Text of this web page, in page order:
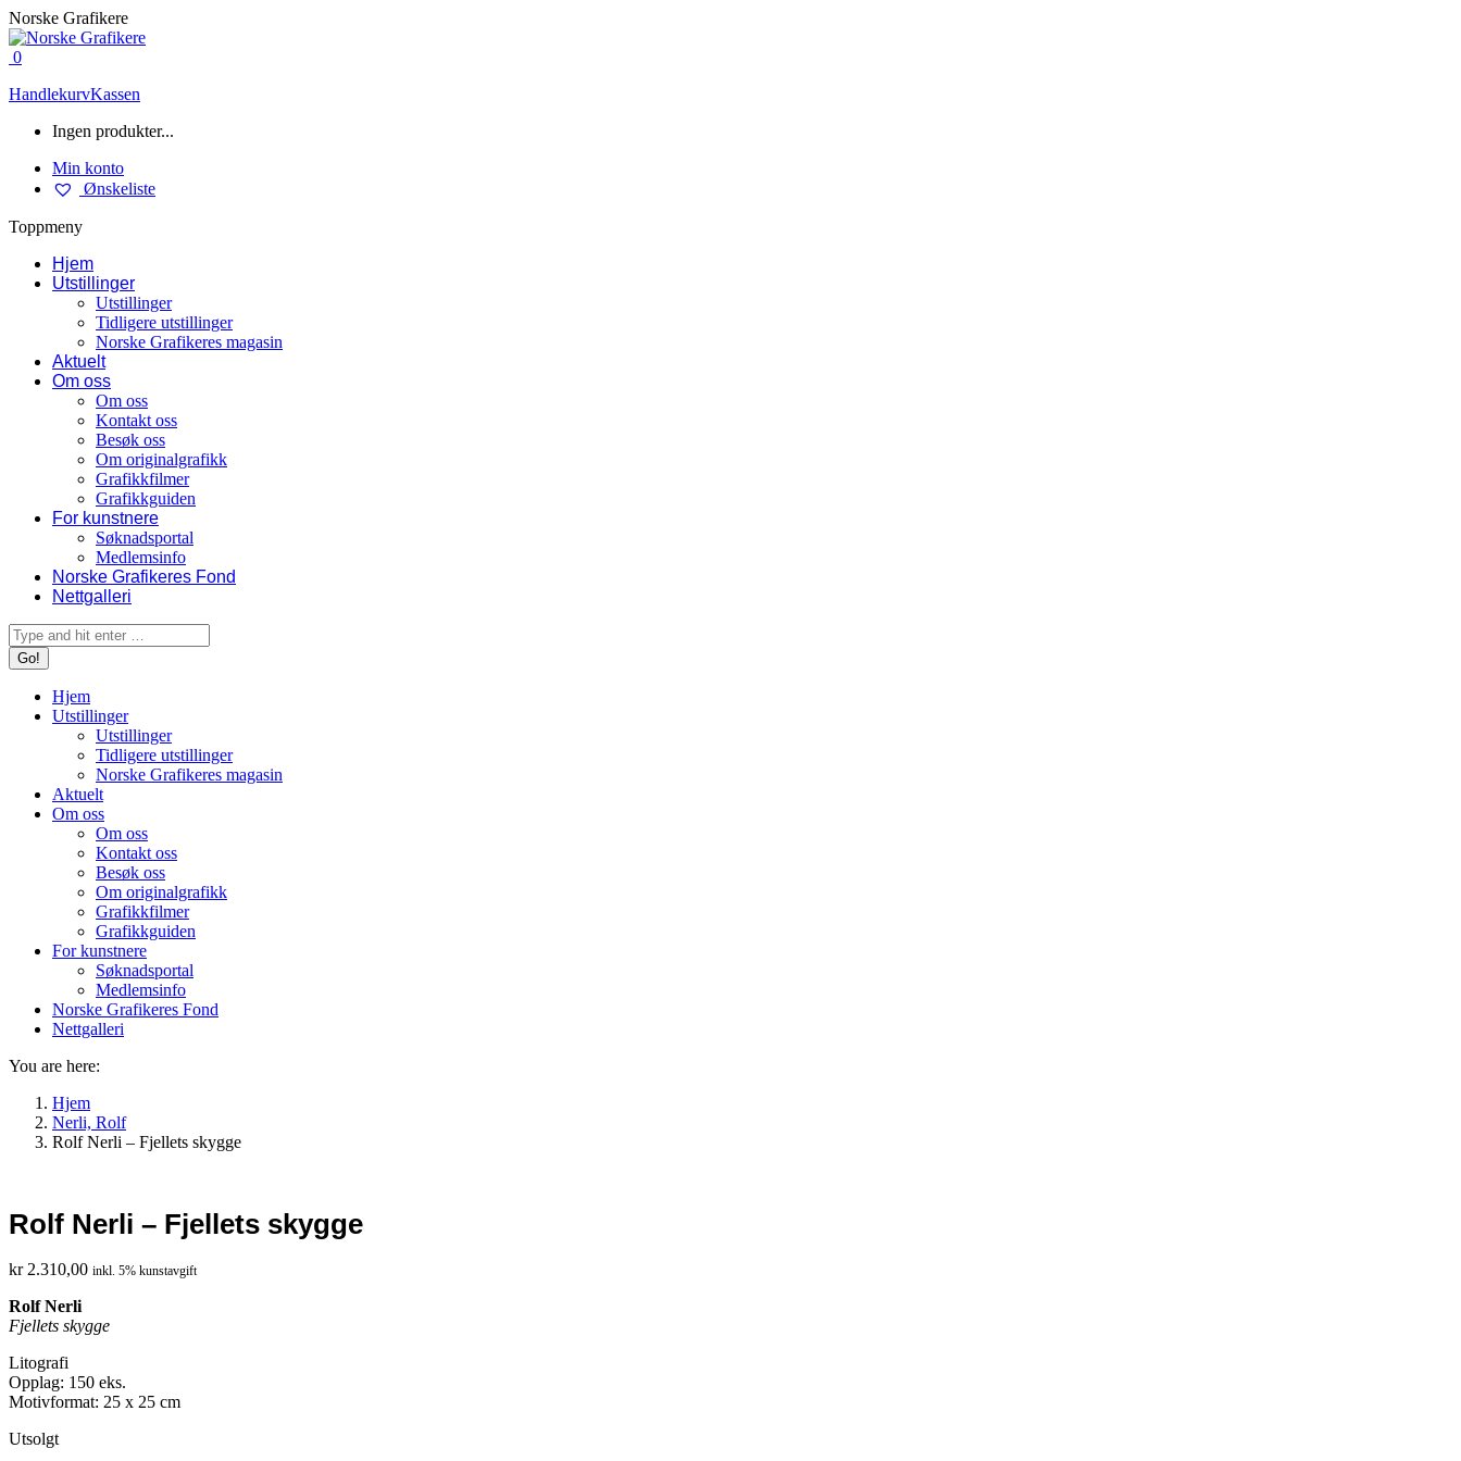
Skip
to
content
Norske Grafikere
0
HandlekurvKassen
Ingen produkter...
Min konto
Ønskeliste
Toppmeny
Hjem
Utstillinger
Utstillinger
Tidligere utstillinger
Norske Grafikeres magasin
Aktuelt
Om oss
Om oss
Kontakt oss
Besøk oss
Om originalgrafikk
Grafikkfilmer
Grafikkguiden
For kunstnere
Søknadsportal
Medlemsinfo
Norske Grafikeres Fond
Nettgalleri
Search:
Hjem
Utstillinger
Utstillinger
Tidligere utstillinger
Norske Grafikeres magasin
Aktuelt
Om oss
Om oss
Kontakt oss
Besøk oss
Om originalgrafikk
Grafikkfilmer
Grafikkguiden
For kunstnere
Søknadsportal
Medlemsinfo
Norske Grafikeres Fond
Nettgalleri
You are here:
Hjem
Nerli, Rolf
Rolf Nerli – Fjellets skygge
Rolf Nerli – Fjellets skygge
kr2.310,00 inkl. 5% kunstavgift
Rolf Nerli
Fjellets skygge
Litografi
Opplag: 150 eks.
Motivformat: 25 x 25 cm
Utsolgt